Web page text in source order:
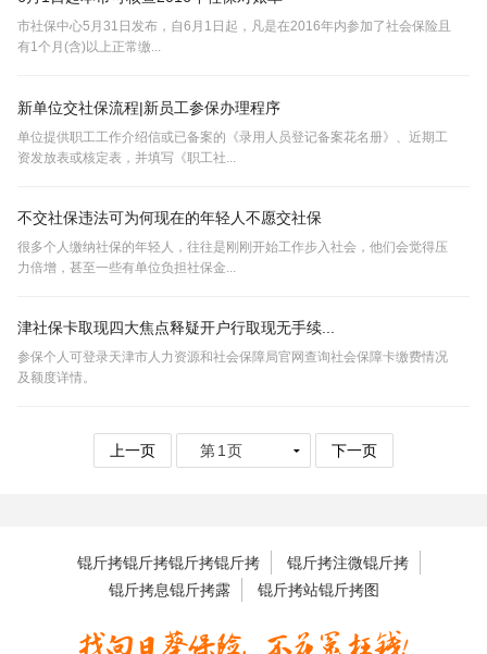
市社保中心5月31日发布，自6月1日起，凡是在2016年内参加了社会保险且
有1个月(含)以上正常缴...
新单位交社保流程|新员工参保办理程序
单位提供职工工作介绍信或已备案的《录用人员登记备案花名册》、近期工
资发放表或核定表，并填写《职工社...
不交社保违法可为何现在的年轻人不愿交社保
很多个人缴纳社保的年轻人，往往是刚刚开始工作步入社会，他们会觉得压
力倍增，甚至一些有单位负担社保金...
津社保卡取现四大焦点释疑开户行取现无手续...
参保个人可登录天津市人力资源和社会保障局官网查询社会保障卡缴费情况
及额度详情。
上一页 下一页
锟斤拷锟斤拷锟斤拷锟斤拷
锟斤拷注微锟斤拷
锟斤拷息锟斤拷露
锟斤拷站锟斤拷图